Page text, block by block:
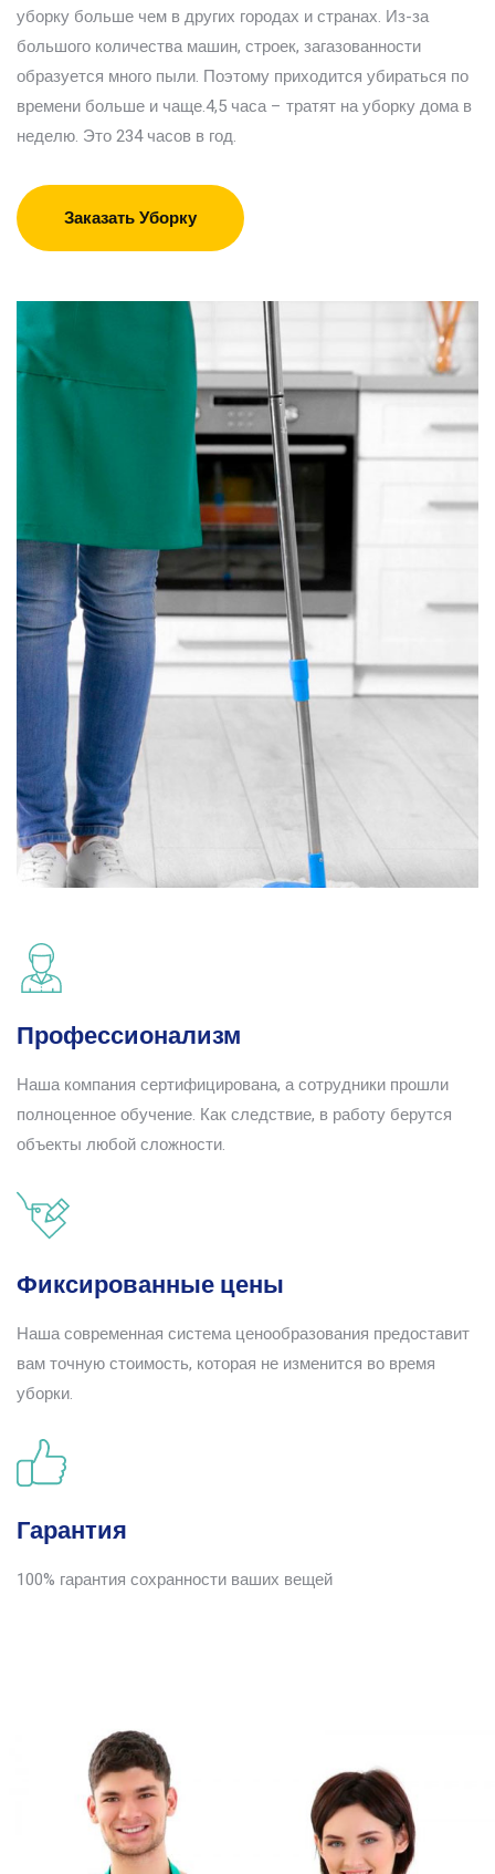
уборку больше чем в других городах и странах. Из-за
большого количества машин, строек, загазованности
образуется много пыли. Поэтому приходится убираться по
времени больше и чаще.4,5 часа – тратят на уборку дома в
неделю. Это 234 часов в год.
Заказать Уборку
Профессионализм
Наша компания сертифицирована, а сотрудники прошли
полноценное обучение. Как следствие, в работу берутся
объекты любой сложности.
Фиксированные цены
Наша современная система ценообразования предоставит
вам точную стоимость, которая не изменится во время
уборки.
Гарантия
100% гарантия сохранности ваших вещей